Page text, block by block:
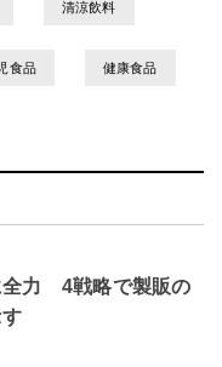
清涼飲料
食品 健康食品
全力 4戦略で製販の